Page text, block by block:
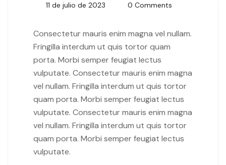
11 de julio de 2023 0 Comments
Consectetur mauris enim magna vel nullam.
Fringilla interdum ut quis tortor quam
porta. Morbi semper feugiat lectus
vulputate. Consectetur mauris enim magna
vel nullam. Fringilla interdum ut quis tortor
quam porta. Morbi semper feugiat lectus
vulputate. Consectetur mauris enim magna
vel nullam. Fringilla interdum ut quis tortor
quam porta. Morbi semper feugiat lectus
vulputate.